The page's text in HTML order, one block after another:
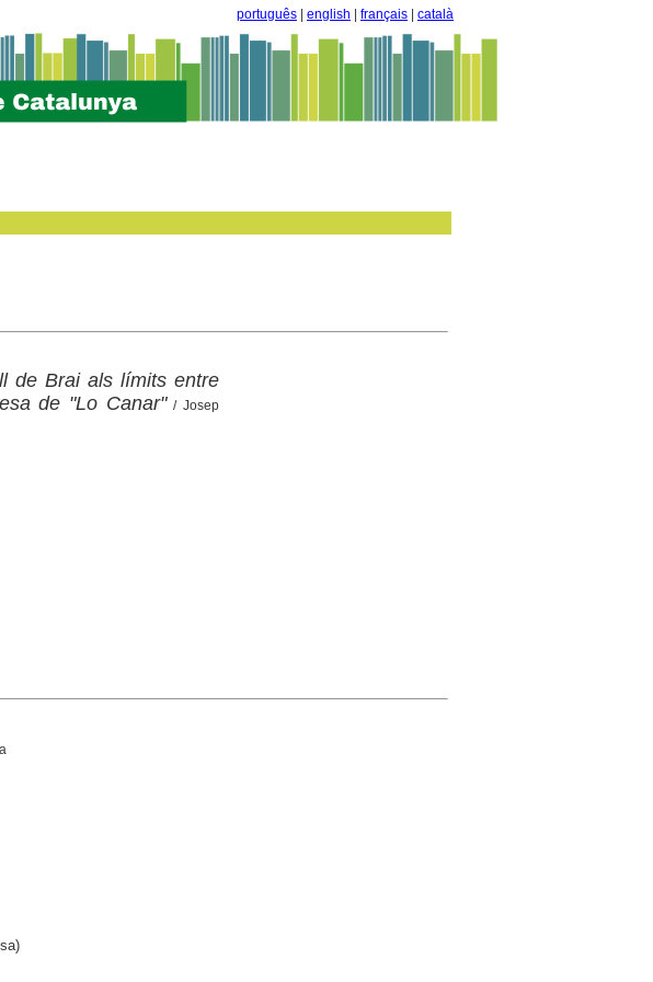
português english français català
de Brai als límits entre
de "Lo Canar"/ Josep